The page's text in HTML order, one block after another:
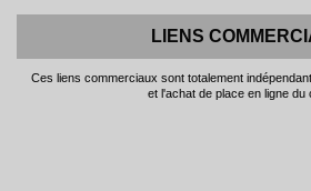
LIENS
Ces liens commerciaux sont totalement
et l'achat de place en ligne du